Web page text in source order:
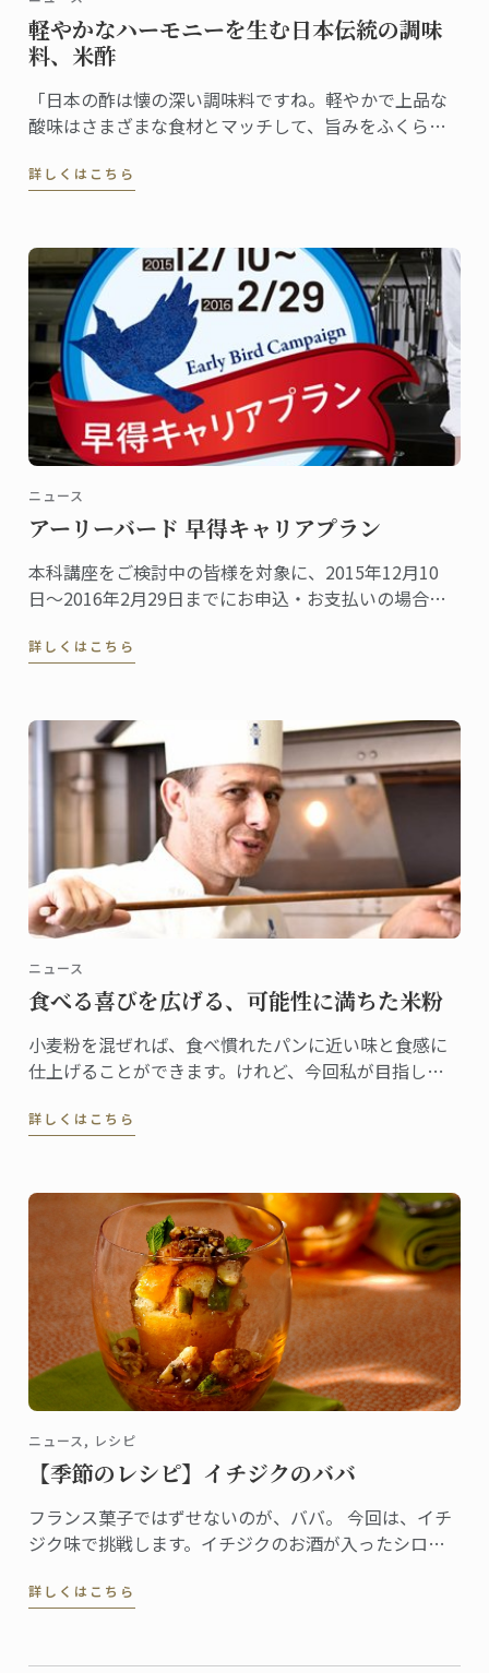
軽やかなハーモニーを生む日本伝統の調味
料、米酢
「日本の酢は懐の深い調味料ですね。軽やかで上品な
酸味はさまざまな食材とマッチして、旨みをふくらま
詳しくはこちら
ニュース
アーリーバード 早得キャリアプラン
本科講座をご検討中の皆様を対象に、2015年12月10
日〜2016年2月29日までにお申込・お支払いの場合に
受付致します。
詳しくはこちら
ニュース
食べる喜びを広げる、可能性に満ちた米粉
小麦粉を混ぜれば、食べ慣れたパンに近い味と食感に
仕上げることができます。けれど、今回私が目指した
に“笑顔を届けるパン”。ですから、“米粉100％”にこだ
詳しくはこちら
ニュース, レシピ
【季節のレシピ】イチジクのババ
フランス菓子ではずせないのが、ババ。 今回は、イチ
ジク味で挑戦します。イチジクのお酒が入ったシロッ
しました。仕上げにはヴァニラ風味の滑らかなシャン
詳しくはこちら